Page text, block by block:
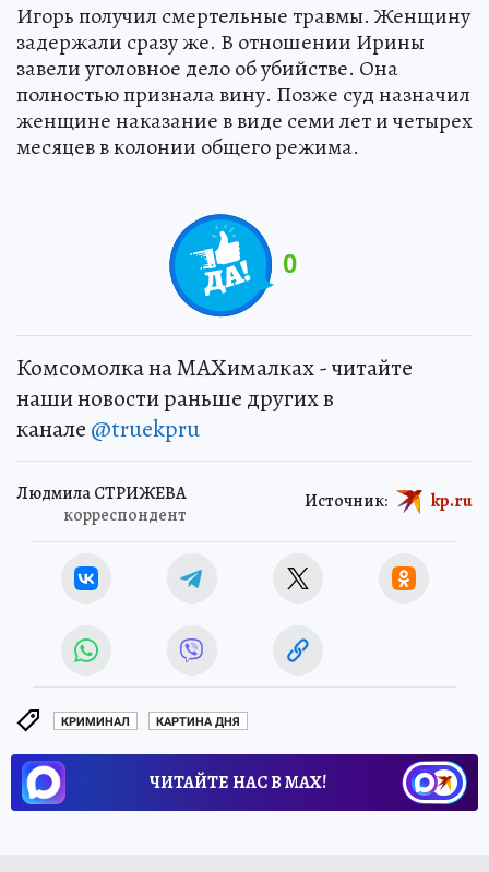
Игорь получил смертельные травмы. Женщину
задержали сразу же. В отношении Ирины
завели уголовное дело об убийстве. Она
полностью признала вину. Позже суд назначил
женщине наказание в виде семи лет и четырех
месяцев в колонии общего режима.
0
Комсомолка на MAXималках - читайте
наши новости раньше других в
канале @truekpru
Людмила СТРИЖЕВА
корреспондент
Источник: kp.ru
КРИМИНАЛ КАРТИНА ДНЯ
ЧИТАЙТЕ НАС В МАХ!